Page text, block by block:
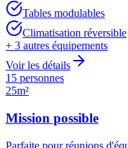
Tables modulables
Climatisation réversible
+ 3 autres équipements
Voir les détails
15 personnes
25m²
Mission possible
Parfaite pour réunions